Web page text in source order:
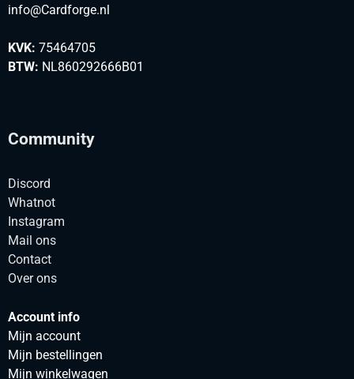
info@Cardforge.nl
KVK: 75464705
BTW: NL860292666B01
Community
Discord
Whatnot
Instagram
Mail ons
Contact
Over ons
Account info
Mijn account
Mijn bestellingen
Mijn winkelwagen